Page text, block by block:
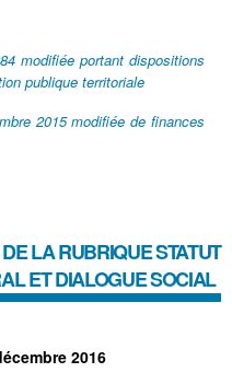
modifiée portant dispositions
publique territoriale
2015 modifiée de finances
LA RUBRIQUESTATUT
ET DIALOGUE SOCIAL
2016